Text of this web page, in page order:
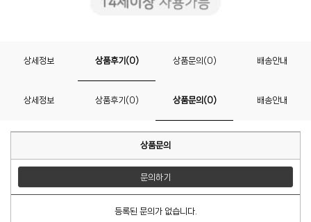
상세정보 상품후기(0) 상품문의(0) 배송안내
상세정보 상품후기(0) 상품문의(0) 배송안내
상품문의
문의하기
등록된 문의가 없습니다.